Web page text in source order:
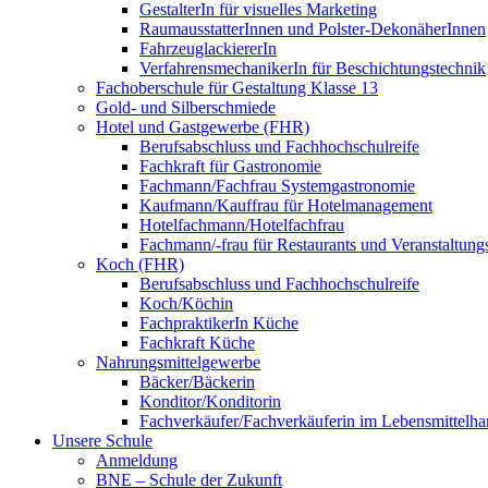
GestalterIn für visuelles Marketing
RaumausstatterInnen und Polster-DekonäherInnen
FahrzeuglackiererIn
VerfahrensmechanikerIn für Beschichtungstechnik
Fachoberschule für Gestaltung Klasse 13
Gold- und Silberschmiede
Hotel und Gastgewerbe (FHR)
Berufsabschluss und Fachhochschulreife
Fachkraft für Gastronomie
Fachmann/Fachfrau Systemgastronomie
Kaufmann/Kauffrau für Hotelmanagement
Hotelfachmann/Hotelfachfrau
Fachmann/-frau für Restaurants und
Koch (FHR)
Berufsabschluss und Fachhochschulreife
Koch/Köchin
FachpraktikerIn Küche
Fachkraft Küche
Nahrungsmittelgewerbe
Bäcker/Bäckerin
Konditor/Konditorin
Fachverkäufer/Fachverkäuferin im
Unsere Schule
Anmeldung
BNE – Schule der Zukunft